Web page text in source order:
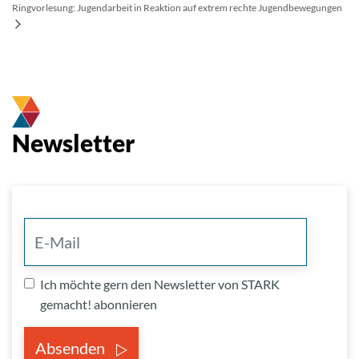
Ringvorlesung: Jugendarbeit in Reaktion auf extrem rechte Jugendbewegungen
Newsletter
Ich möchte gern den Newsletter von STARK
gemacht! abonnieren
Absenden